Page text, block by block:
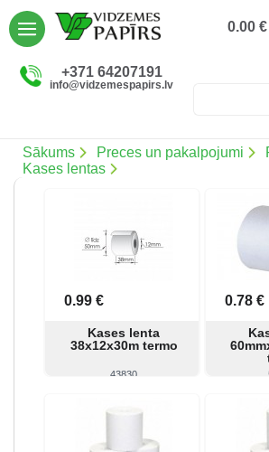
+371 64207191
info@vidzemespapirs.lv
0.00€
Sākums Preces un pakalpojumi
Kases lentas
0.99 €
Kases lenta
38x12x30m termo
43830
0.78 €
AIZVĒRT
Atlaides (12)